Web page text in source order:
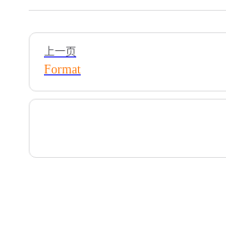
Pager
上一页
Format